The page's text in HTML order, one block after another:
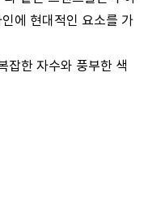
에 현대적인 요소를 가
잡한 자수와 풍부한 색